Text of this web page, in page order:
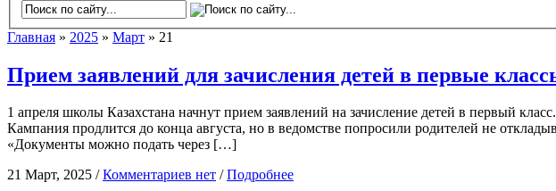
Главная » 2025 » Март » 21
Прием заявлений для зачисления детей в первые
1 апреля школы Казахстана начнут прием заявлений на зачисление детей в первый
Кампания продлится до конца августа, но в ведомстве попросили родителей не
«Документы можно подать через […]
21 Март, 2025 /Комментариев нет /Подробнее